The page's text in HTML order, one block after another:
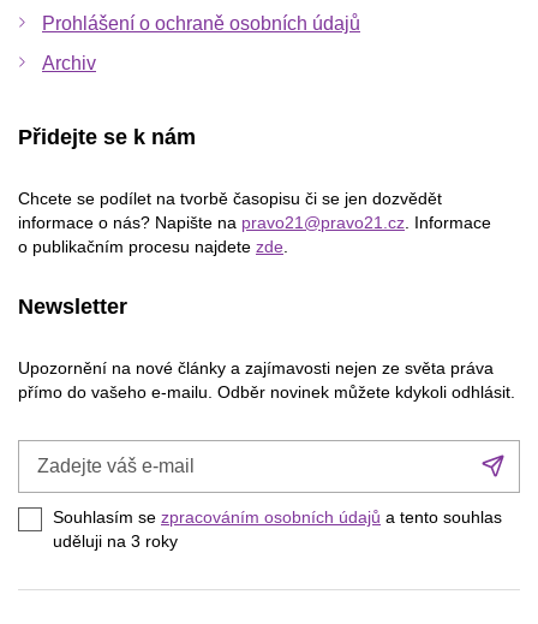
Prohlášení o ochraně osobních údajů
Archiv
Přidejte se k nám
Chcete se podílet na tvorbě časopisu či se jen dozvědět
informace o nás? Napište na pravo21@pravo21.cz . Informace
o publikačním procesu najdete zde
Newsletter
Upozornění na nové články a zajímavosti nejen ze světa práva
přímo do vašeho e-mailu. Odběr novinek můžete kdykoli odhlásit.
e-
mail
Souhlasím se zpracováním osobních údajů a tento souhlas
uděluji na 3 roky